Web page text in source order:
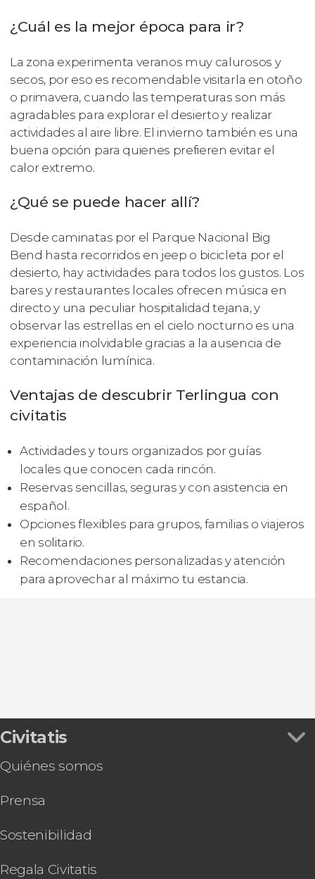
¿Cuál es la mejor época para ir?
La zona experimenta veranos muy calurosos y
secos, por eso es recomendable visitarla en otoño
o primavera, cuando las temperaturas son más
agradables para explorar el desierto y realizar
actividades al aire libre. El invierno también es una
buena opción para quienes prefieren evitar el
calor extremo.
¿Qué se puede hacer allí?
Desde caminatas por el Parque Nacional Big
Bend hasta recorridos en jeep o bicicleta por el
desierto, hay actividades para todos los gustos. Los
bares y restaurantes locales ofrecen música en
directo y una peculiar hospitalidad tejana, y
observar las estrellas en el cielo nocturno es una
experiencia inolvidable gracias a la ausencia de
contaminación lumínica.
Ventajas de descubrir Terlingua con
civitatis
Actividades y tours organizados por guías
locales que conocen cada rincón.
Reservas sencillas, seguras y con asistencia en
español.
Opciones flexibles para grupos, familias o viajeros
en solitario.
Recomendaciones personalizadas y atención
para aprovechar al máximo tu estancia.
Civitatis
Quiénes somos
Prensa
Sostenibilidad
Regala Civitatis